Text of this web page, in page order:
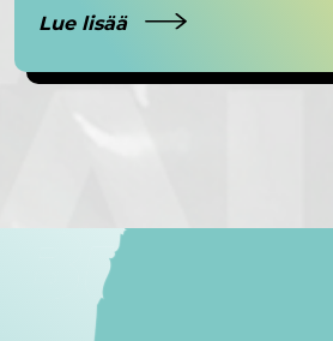
Lue lisää